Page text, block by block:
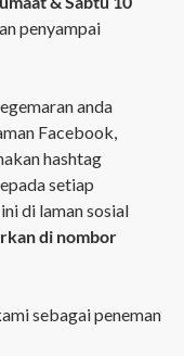
penyampai
anda
Facebook,
hashtag
setiap
di laman sosial
di nombor
sebagai peneman